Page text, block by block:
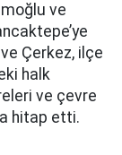
ve
Çerkez, ilçe
halk
ve çevre
hitap etti.